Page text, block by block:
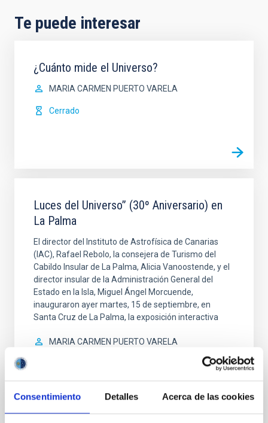
Consentimiento Detalles Acerca de las cookies
Te puede interesar
¿Cuánto mide el Universo?
MARIA CARMEN PUERTO VARELA
Cerrado
Luces del Universo” (30º Aniversario) en
La Palma
El director del Instituto de Astrofísica de Canarias
(IAC), Rafael Rebolo, la consejera de Turismo del
Cabildo Insular de La Palma, Alicia Vanoostende, y el
director insular de la Administración General del
Estado en la Isla, Miguel Ángel Morcuende,
inauguraron ayer martes, 15 de septiembre, en
Santa Cruz de La Palma, la exposición interactiva
MARIA CARMEN PUERTO VARELA